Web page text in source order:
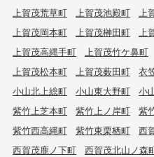
上賀茂荒草町
上賀茂池殿町 上
上賀茂岡本町
上賀茂榊田町 上
上賀茂高縄手町
上賀茂竹ケ鼻町
上賀茂松本町
上賀茂薮田町 衣
小山北上総町
小山東大野町 小
紫竹上芝本町
紫竹上ノ岸町 紫
紫竹西高縄町
紫竹東栗栖町 西
西賀茂鹿ノ下町
西賀茂北山ノ森